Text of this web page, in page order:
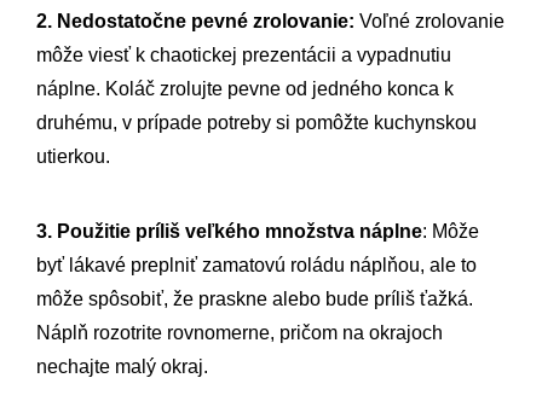
2. Nedostatočne pevné zrolovanie: Voľné zrolovanie
môže viesť k chaotickej prezentácii a vypadnutiu
náplne. Koláč zrolujte pevne od jedného konca k
druhému, v prípade potreby si pomôžte kuchynskou
utierkou.
3. Použitie príliš veľkého množstva náplne: Môže
byť lákavé preplniť zamatovú roládu náplňou, ale to
môže spôsobiť, že praskne alebo bude príliš ťažká.
Náplň rozotrite rovnomerne, pričom na okrajoch
nechajte malý okraj.